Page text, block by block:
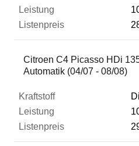
Citroen C4 Picasso HDi
Automatik (04/07 - 08/08)